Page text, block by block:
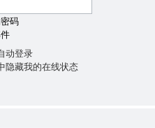
码
动登录
隐藏我的在线状态